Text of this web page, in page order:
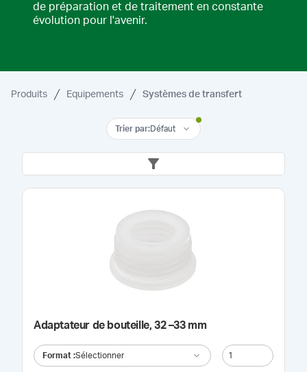
de préparation et de traitement en constante
évolution pour l'avenir.
Produits Equipements Systèmes de transfert
Trier par:Défaut
Adaptateur de bouteille, 32 –33 mm
Format :Sélectionner